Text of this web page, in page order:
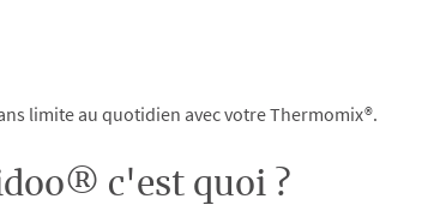
limite au quotidien avec votre Thermomix®.
c'est quoi ?